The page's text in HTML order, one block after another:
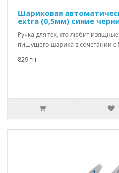
Шариковая
extra (0,5мм) синие
Ручка для тех, кто любит
пишущего шарика в сочетании
829 тн.